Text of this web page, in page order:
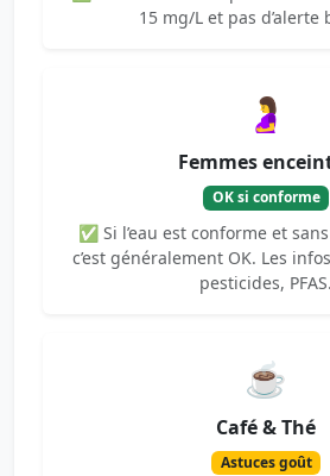
15 mg/L et pas d’alerte
🤰
Femmes
OK si conforme
✅ Si l’eau est conforme et
c’est généralement OK. Les
pesticides, PFAS.
☕
Café & Thé
Astuces goût